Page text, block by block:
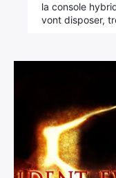
la console
vont disposer,